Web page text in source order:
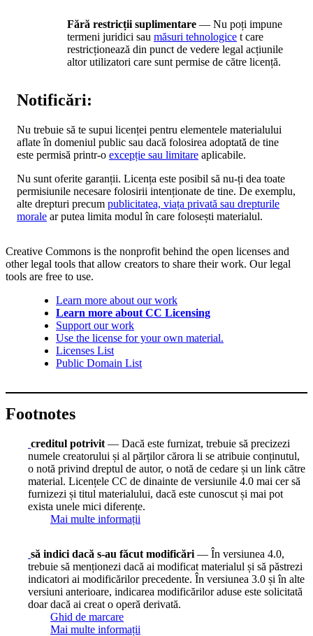
Fără restricții suplimentare — Nu poți impune
termeni juridici sau măsuri tehnologice t care
restricționează din punct de vedere legal acțiunile
altor utilizatori care sunt permise de către licență.
Notificări:
Nu trebuie să te supui licenței pentru elementele materialului
aflate în domeniul public sau dacă folosirea adoptată de tine
este permisă printr-o excepție sau limitare aplicabile.
Nu sunt oferite garanții. Licența este posibil să nu-ți dea toate
permisiunile necesare folosirii intenționate de tine. De exemplu,
alte drepturi precum publicitatea, viața privată sau drepturile
morale ar putea limita modul în care folosești materialul.
Creative Commons is the nonprofit behind the open licenses and
other legal tools that allow creators to share their work. Our legal
tools are free to use.
Learn more about our work
Learn more about CC Licensing
Support our work
Use the license for your own material.
Licenses List
Public Domain List
Footnotes
creditul potrivit — Dacă este furnizat, trebuie să precizezi
numele creatorului și al părților cărora li se atribuie conținutul,
o notă privind dreptul de autor, o notă de cedare și un link către
material. Licențele CC de dinainte de versiunile 4.0 mai cer să
furnizezi și titul materialului, dacă este cunoscut și mai pot
exista unele mici diferențe.
Mai multe informații
să indici dacă s-au făcut modificări — În versiunea 4.0,
trebuie să menționezi dacă ai modificat materialul și să păstrezi
indicatori ai modificărilor precedente. În versiunea 3.0 și în alte
versiuni anterioare, indicarea modificărilor aduse este solicitată
doar dacă ai creat o operă derivată.
Ghid de marcare
Mai multe informații